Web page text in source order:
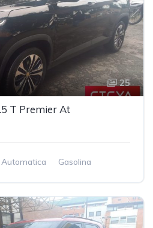
25
T Premier At
Automatica
Gasolina